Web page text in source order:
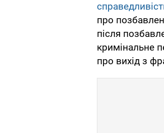
про
після
кримінальне
про вихід з